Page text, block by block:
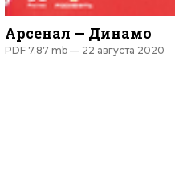
Арсенал — Динамо
PDF 7.87 mb — 22 августа 2020